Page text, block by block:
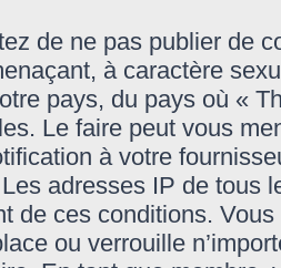
de ne pas publier de
à caractère
pays, du pays où «
Le faire peut vous
à votre
adresses IP de tous
de ces conditions.
ou verrouille